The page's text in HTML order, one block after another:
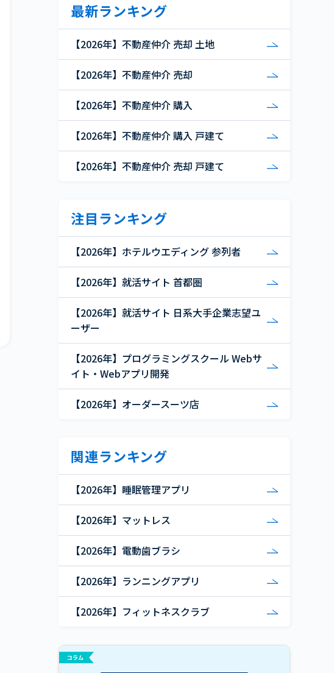
最新ランキング
【2026年】不動産仲介 売却 土地
【2026年】不動産仲介 売却
【2026年】不動産仲介 購入
【2026年】不動産仲介 購入 戸建て
【2026年】不動産仲介 売却 戸建て
注目ランキング
【2026年】ホテルウエディング 参列者
【2026年】就活サイト 首都圏
【2026年】就活サイト 日系大手企業志望ユ
ーザー
【2026年】プログラミングスクール Webサ
イト・Webアプリ開発
【2026年】オーダースーツ店
関連ランキング
【2026年】睡眠管理アプリ
【2026年】マットレス
【2026年】電動歯ブラシ
【2026年】ランニングアプリ
【2026年】フィットネスクラブ